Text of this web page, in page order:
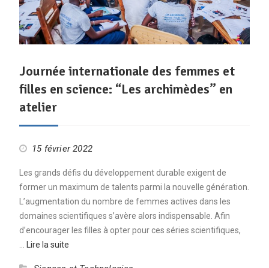
Journée internationale des femmes et
filles en science: “Les archimèdes” en
atelier
15 février 2022
Les grands défis du développement durable exigent de
former un maximum de talents parmi la nouvelle génération.
L’augmentation du nombre de femmes actives dans les
domaines scientifiques s’avère alors indispensable. Afin
d’encourager les filles à opter pour ces séries scientifiques,
… Lire la suite